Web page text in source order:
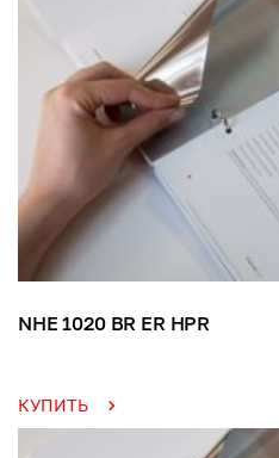
NHE 1020 BR ER HPR
КУПИТЬ